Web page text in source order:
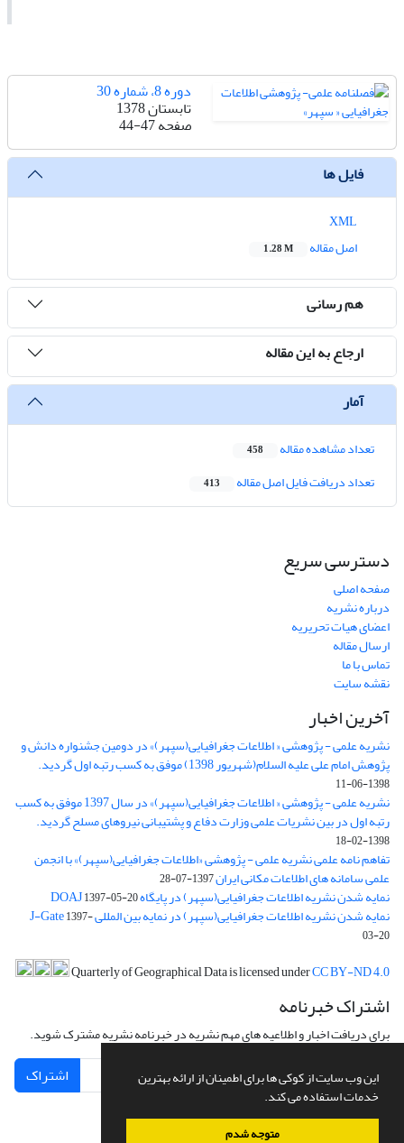
این وب سایت از کوکی ها برای اطمینان از ارائه بهترین
خدمات استفاده می کند.
متوجه شدم
دوره 8، شماره 30
تابستان 1378
صفحه44-47
فایل ها
اصل مقاله
1.28 M
هم رسانی
ارجاع به این مقاله
آمار
تعداد مشاهده مقاله 458
تعداد دریافت فایل اصل مقاله 413
دسترسی سریع
صفحه اصلی
درباره نشریه
اعضای هیات تحریریه
ارسال مقاله
تماس با ما
نقشه سایت
آخرین اخبار
نشریه علمی - پژوهشی « اطلاعات جغرافیایی(سپهر)» در دومین جشنواره دانش و
پژوهش امام علی علیه السلام(شهریور 1398) موفق به کسب رتبه اول گردید.
1398-06-11
نشریه علمی - پژوهشی « اطلاعات جغرافیایی(سپهر)» در سال 1397 موفق به کسب
رتبه اول در بین نشریات علمی وزارت دفاع و پشتیبانی نیروهای مسلح گردید.
1398-02-18
تفاهم نامه علمی نشریه علمی - پژوهشی «اطلاعات جغرافیایی(سپهر)» با انجمن
علمی سامانه های اطلاعات مکانی ایران1397-07-28
نمایه شدن نشریه اطلاعات جغرافیایی(سپهر) در پایگاه DOAJ1397-05-20
نمایه شدن نشریه اطلاعات جغرافیایی(سپهر) در نمایه بین المللی J-Gate1397-
03-20
Quarterly of Geographical Data is licensed underCC BY-ND 4.0
اشتراک خبرنامه
برای دریافت اخبار و اطلاعیه های مهم نشریه در خبرنامه نشریه مشترک شوید.
اشتراک